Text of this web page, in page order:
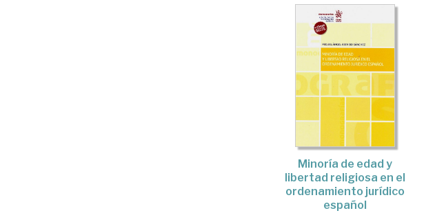
Minoría de edad y
libertad religiosa en el
ordenamiento jurídico
español